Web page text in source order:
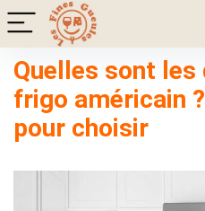
Quelles sont les
frigo américain
pour choisir